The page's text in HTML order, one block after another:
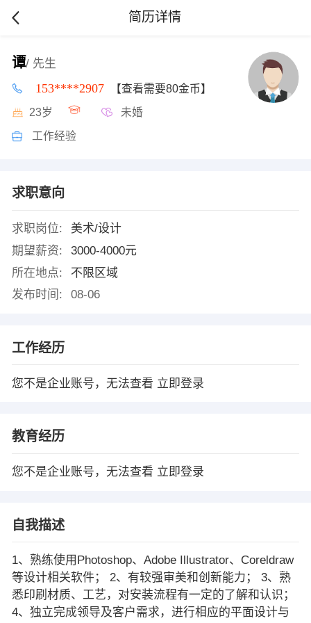
简历详情
谭/ 先生
153****2907 【查看需要80金币】
23岁 未婚
工作经验
求职意向
求职岗位:
美术/设计
期望薪资:
3000-4000元
所在地点:
不限区域
发布时间:
08-06
工作经历
您不是企业账号，无法查看 立即登录
教育经历
您不是企业账号，无法查看 立即登录
自我描述
1、熟练使用Photoshop、Adobe Illustrator、Coreldraw
等设计相关软件； 2、有较强审美和创新能力； 3、熟
悉印刷材质、工艺，对安装流程有一定的了解和认识；
4、独立完成领导及客户需求，进行相应的平面设计与